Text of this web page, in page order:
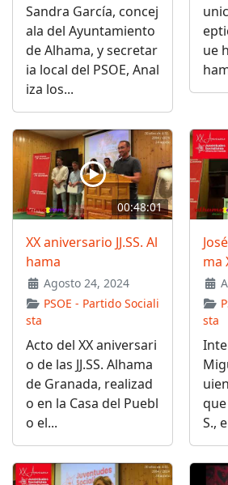
Sandra García, concej
ala del Ayuntamiento
de Alhama, y secretar
ia local del PSOE, Anal
iza los...
ue
00:48:01
XX aniversario JJ.SS. Al
hama
Agosto 24, 2024
PSOE - Partido Sociali
sta
Acto del XX aniversari
o de las JJ.SS. Alhama
de Granada, realizad
o en la Casa del Puebl
o el...
ma
sta
que
S.,